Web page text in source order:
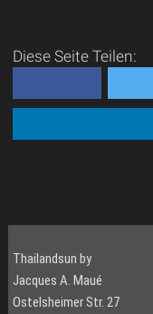
Diese Seite Teilen:
Thailandsun by
Jacques A. Maué
Ostelsheimer Str. 27